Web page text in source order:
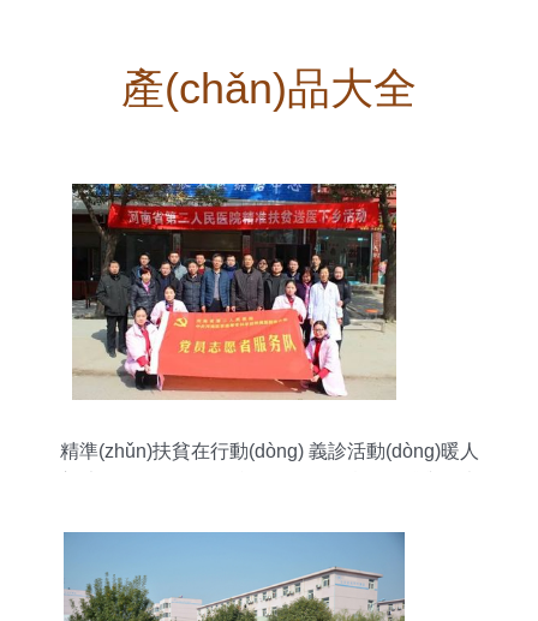
產(chǎn)品大全
精準(zhǔn)扶貧在行動(dòng) 義診活動(dòng)暖人